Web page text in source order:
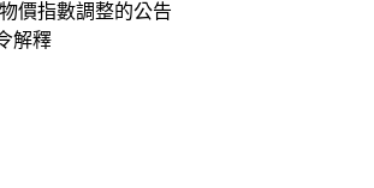
價指數調整的公告
解釋